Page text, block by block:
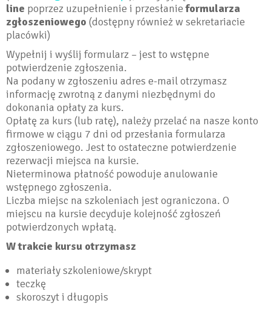
line poprzez uzupełnienie i przesłanieformularza
zgłoszeniowego (dostępny również w sekretariacie
placówki)
Wypełnij i wyślij formularz – jest to wstępne
potwierdzenie zgłoszenia.
Na podany w zgłoszeniu adres e-mail otrzymasz
informację zwrotną z danymi niezbędnymi do
dokonania opłaty za kurs.
Opłatę za kurs (lub ratę), należy przelać na nasze konto
firmowe w ciągu 7 dni od przesłania formularza
zgłoszeniowego. Jest to ostateczne potwierdzenie
rezerwacji miejsca na kursie.
Nieterminowa płatność powoduje anulowanie
wstępnego zgłoszenia.
Liczba miejsc na szkoleniach jest ograniczona. O
miejscu na kursie decyduje kolejność zgłoszeń
potwierdzonych wpłatą.
W trakcie kursu otrzymasz
materiały szkoleniowe/skrypt
teczkę
skoroszyt i długopis